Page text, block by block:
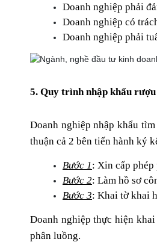
Doanh nghiệp phải
Doanh nghiệp có
Doanh nghiệp phải
5. Quy trình nhập khẩu rượu
Doanh nghiệp nhập khẩu
thuận cả 2 bên tiến hành ký
Bước 1: Xin cấp
Bước 2: Làm hồ sơ
Bước 3: Khai tờ khai
Doanh nghiệp thực hiện
phân luồng.